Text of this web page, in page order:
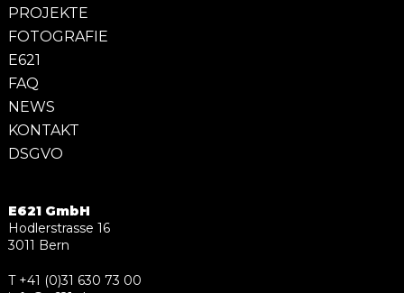
PROJEKTE
FOTOGRAFIE
E621
FAQ
NEWS
KONTAKT
DSGVO
E621 GmbH
Hodlerstrasse 16
3011 Bern
T +41 (0)31 630 73 00